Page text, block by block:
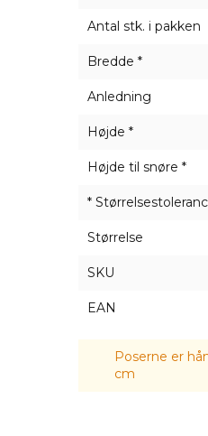
Antal stk. i pakken
Bredde *
Anledning
Højde *
Højde til snøre *
*
Størrelse
SKU
EAN
Poserne er
cm